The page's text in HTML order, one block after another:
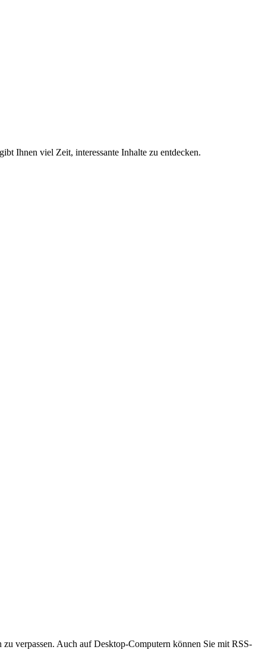
Ihnen viel Zeit, interessante Inhalte zu entdecken.
verpassen. Auch auf Desktop-Computern können Sie mit RSS-